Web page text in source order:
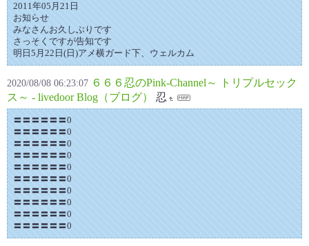
2011年05月21日
お知らせ
みなさんお久しぶりです
さっそくですが告知です
明日5月22日(日)アメ横ガード下、ウェルカム
2020/08/08 06:23:07 ６６６忍のPink-Channel～ トリプルセック
ス～ - livedoor Blog（ブログ）
忍
〓〓〓〓〓〓0
〓〓〓〓〓〓0
〓〓〓〓〓〓0
〓〓〓〓〓〓0
〓〓〓〓〓〓0
〓〓〓〓〓〓0
〓〓〓〓〓〓0
〓〓〓〓〓〓0
〓〓〓〓〓〓0
〓〓〓〓〓〓0